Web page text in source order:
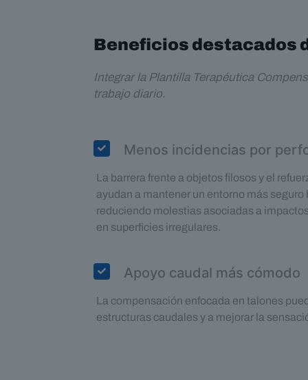
Beneficios destacados
Integrar la Plantilla Terapéutica
trabajo diario.
Menos incidencias por
La barrera frente a objetos filosos y el
ayudan a mantener un entorno más seguro
reduciendo molestias asociadas a
en superficies irregulares.
Apoyo caudal más cómodo
La compensación enfocada en talones
estructuras caudales y a mejorar la